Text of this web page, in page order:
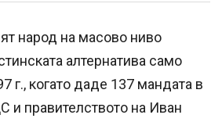
народ на масово ниво
алтернатива само
г., когато даде 137 мандата в
и правителството на Иван